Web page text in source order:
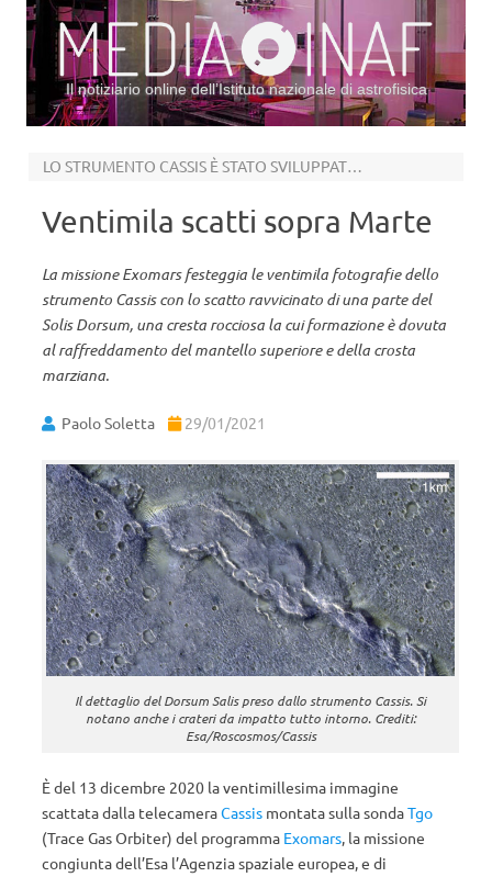
Il notiziario online dell’Istituto nazionale di astrofisica
LO STRUMENTO CASSIS È STATO SVILUPPATO DALL’UNIVERSITÀ DI BERNA
Ventimila scatti sopra Marte
La missione Exomars festeggia le ventimila fotografie dello
strumento Cassis con lo scatto ravvicinato di una parte del
Solis Dorsum, una cresta rocciosa la cui formazione è dovuta
al raffreddamento del mantello superiore e della crosta
marziana.
Paolo Soletta 29/01/2021
Il dettaglio del Dorsum Salis preso dallo strumento Cassis. Si
notano anche i crateri da impatto tutto intorno. Crediti:
Esa/Roscosmos/Cassis
È del 13 dicembre 2020 la ventimillesima immagine
scattata dalla telecameraCassis montata sulla sondaTgo
(Trace Gas Orbiter) del programma Exomars, la missione
congiunta dell’Esa l’Agenzia spaziale europea, e di